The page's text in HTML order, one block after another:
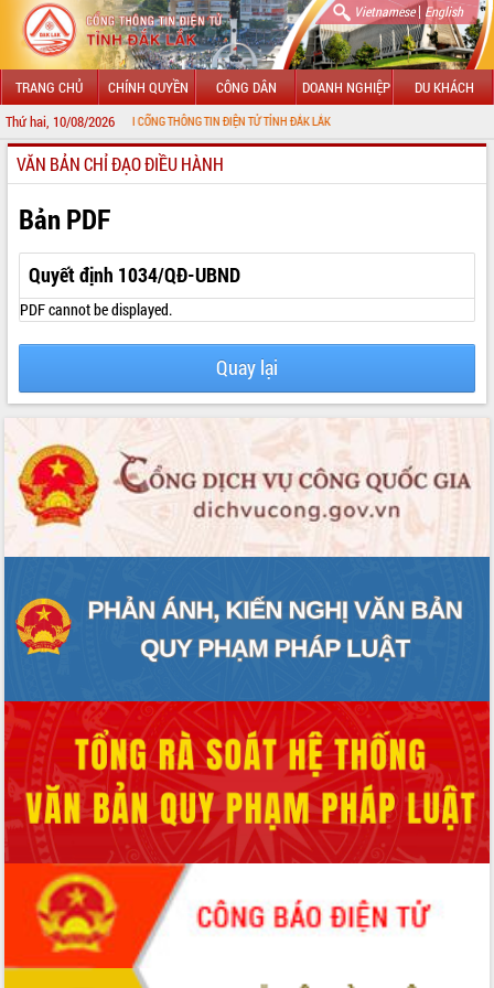
Vietnamese| English
TRANG CHỦ CHÍNH QUYỀN CÔNG DÂN DOANH NGHIỆP DU KHÁCH
Thứ hai, 10/08/2026
ĐẾN VỚI CỔNG THÔNG TIN ĐIỆN TỬ TỈNH ĐẮK LẮK
GIỚI THIỆU
LÃNH ĐẠO UBND TỈNH
TIN TỨC SỰ KIỆN
SỞ, BAN, NGÀNH
UBND CÁC XÃ, PHƯỜNG
THÔNG TIN CHỈ ĐẠO ĐIỀU HÀNH
VĂN BẢN HĐND TỈNH
ĐIỂM TIN VĂN BẢN
VĂN BẢN CHỈ ĐẠO ĐIỀU HÀNH
Bản PDF
Quyết định 1034/QĐ-UBND
PDF cannot be displayed.
Quay lại